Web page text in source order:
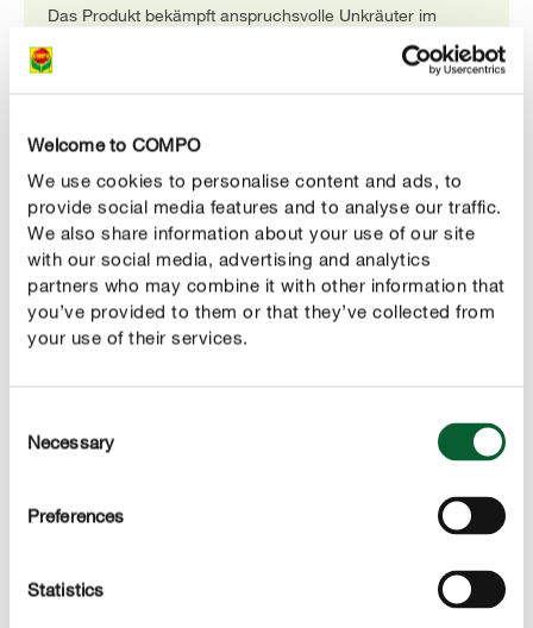
Welcome to COMPO
We use cookies to personalise content and ads, to
provide social media features and to analyse our traffic.
We also share information about your use of our site
with our social media, advertising and analytics
partners who may combine it with other information that
you’ve provided to them or that they’ve collected from
your use of their services.
Selection
Necessary
Preferences
Statistics
Das Produkt bekämpft anspruchsvolle Unkräuter im
Garten zuverlässig – komplett ohne den Einsatz von
Glyphosat.
VOROX® Unkrautfrei Express ist gegen ein- und
Gemüsekulturen sowie Zierpflanzen und -gehölzen ideal.